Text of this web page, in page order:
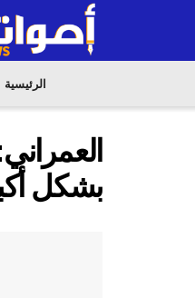
الرئيسية
بشكل